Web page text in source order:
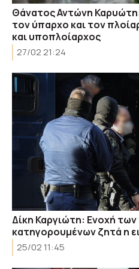
Θάνατος Αντώνη Καρυώτη:
τον ύπαρχο και τον
και υποπλοίαρχος
27/02 21:24
Δίκη Καργιώτη: Ενοχή
κατηγορουμένων ζητά η
25/02 11:45